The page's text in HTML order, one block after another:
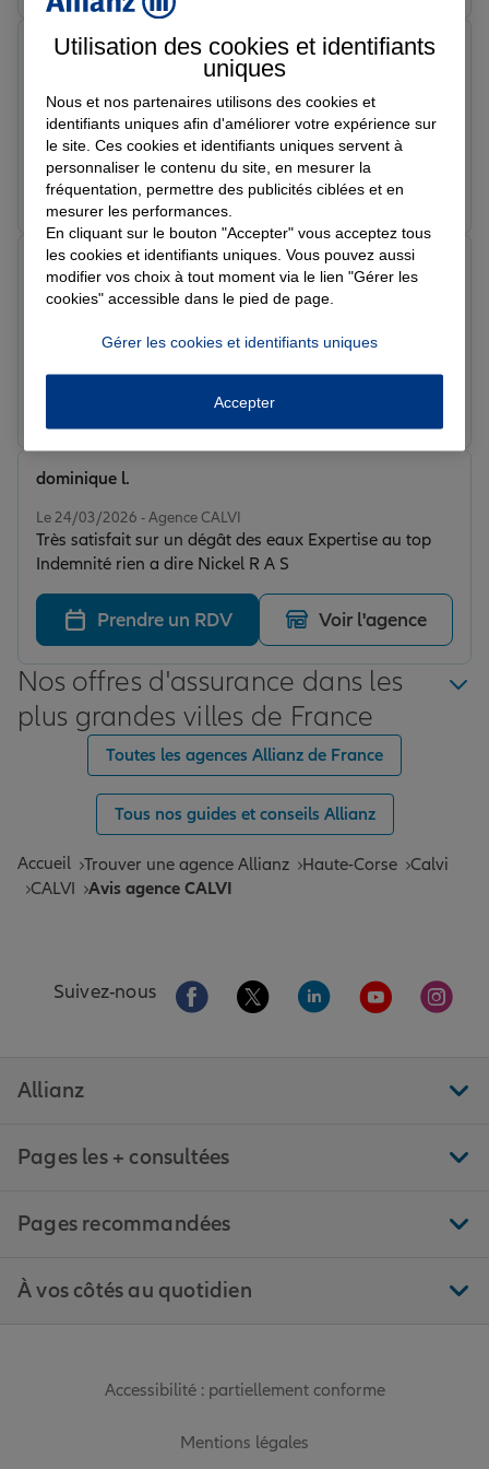
Une excellente équipe à l'écoute des besoins. Je
recommande vivement
sté l.
Prendre un RDV Voir l'agence
Note de 5 sur 5
Le 21/05/2026 - Agence CALVI
adhérents, je recommande particulièrement cette
agence.
Pascal
Prendre un RDV
Le 24/03/2026 - Agence CALVI
Très satisfait sur un dégât des eaux Expertise au top
Indemnité rien a dire Nickel R A S
dominique l.
Prendre un RDV Voir l'agence
Nos offres d'assurance dans les
plus grandes villes de France
Toutes les agences Allianz de France
Tous nos guides et conseils Allianz
Accueil Trouver une agence Allianz Haute-Corse Calvi
CALVI
Avis agence CALVI
Suivez-nous Aller sur la page Facebook de Allianz
Aller sur la page Twitter de
Aller sur la page
Aller sur la
Aller
Allianz
Pages les + consultées
Pages recommandées
À vos côtés au quotidien
Accessibilité : partiellement conforme
Mentions légales
Utilisation des cookies et identifiants
uniques
Nous et nos partenaires utilisons des cookies et
identifiants uniques afin d'améliorer votre expérience sur
le site. Ces cookies et identifiants uniques servent à
personnaliser le contenu du site, en mesurer la
fréquentation, permettre des publicités ciblées et en
mesurer les performances.
En cliquant sur le bouton "Accepter" vous acceptez tous
les cookies et identifiants uniques. Vous pouvez aussi
modifier vos choix à tout moment via le lien "Gérer les
cookies" accessible dans le pied de page.
Gérer les cookies et identifiants uniques
Accepter